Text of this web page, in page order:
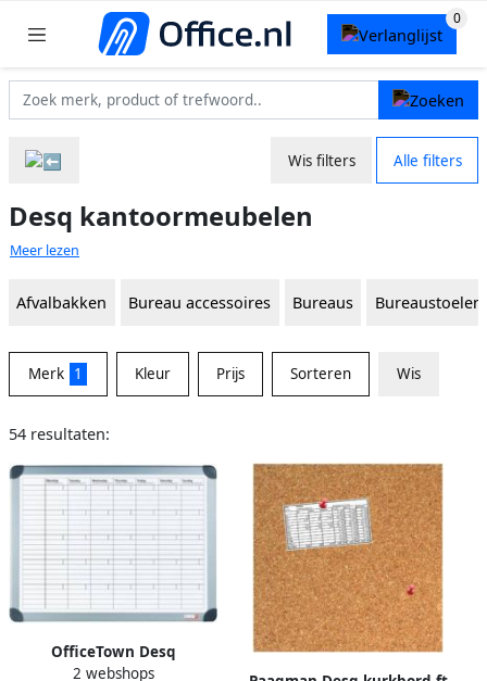
Wis filters Alle filters
Desq kantoormeubelen
Meer lezen
Afvalbakken Bureau accessoires Bureaus Bureaustoelen
Merk 1 Kleur Prijs Sorteren Wis
54 resultaten:
OfficeTown Desq
magnetische maandplanner
2 webshops